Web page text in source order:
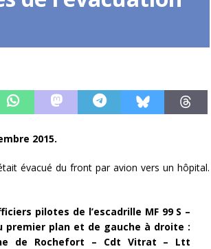
2015.
évacué du front par avion vers un hôpital.
pilotes de l’escadrille MF 99 S –
premier plan et de gauche à droite :
de Rochefort – Cdt Vitrat – Ltt